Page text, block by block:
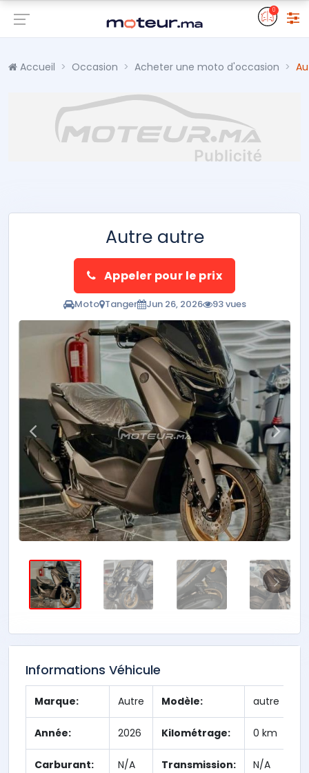
0
Accueil Occasion Acheter une moto d'occasion
Autre autre
Appeler pour le prix
Moto Tanger Jun 26, 2026 93 vues
Informations Véhicule
Marque: Autre Modèle: autre
Année: 2026 Kilométrage: 0 km
Carburant: N/A Transmission: N/A